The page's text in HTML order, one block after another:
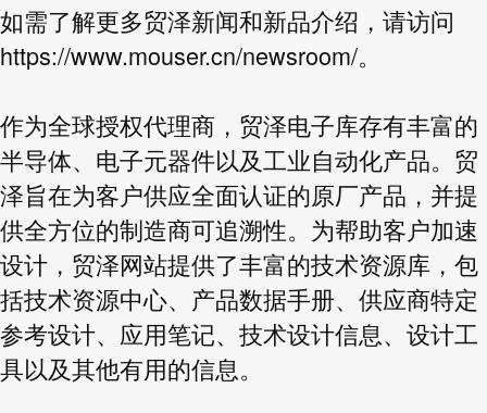
如需了解更多贸泽新闻和新品介绍，请访问
https://www.mouser.cn/newsroom/。
作为全球授权代理商，贸泽电子库存有丰富的
半导体、电子元器件以及工业自动化产品。贸
泽旨在为客户供应全面认证的原厂产品，并提
供全方位的制造商可追溯性。为帮助客户加速
设计，贸泽网站提供了丰富的技术资源库，包
括技术资源中心、产品数据手册、供应商特定
参考设计、应用笔记、技术设计信息、设计工
具以及其他有用的信息。